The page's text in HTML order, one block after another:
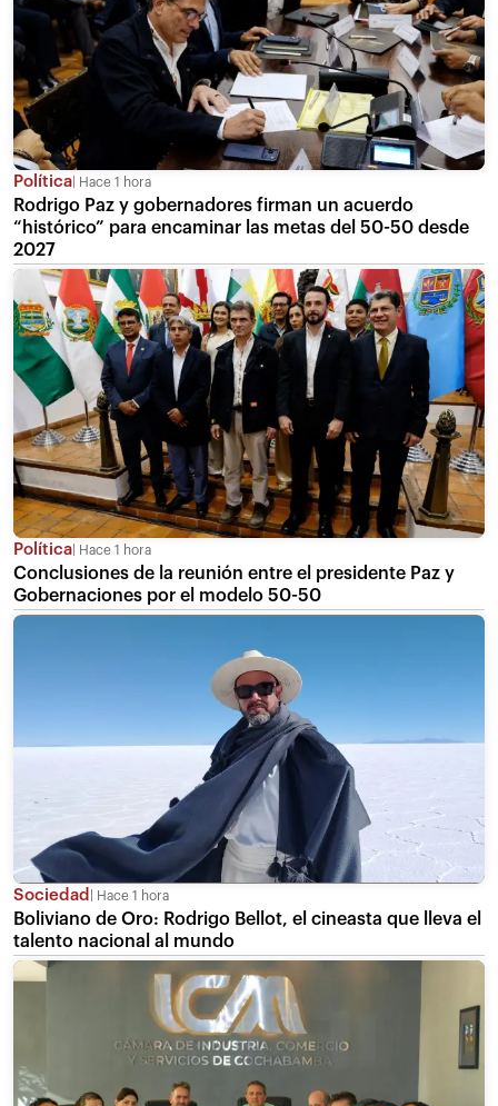
Política Hace 1 hora
Rodrigo Paz y gobernadores firman un acuerdo
“histórico” para encaminar las metas del 50-50 desde
2027
Política Hace 1 hora
Conclusiones de la reunión entre el presidente Paz y
Gobernaciones por el modelo 50-50
Sociedad Hace 1 hora
Boliviano de Oro: Rodrigo Bellot, el cineasta que lleva el
talento nacional al mundo